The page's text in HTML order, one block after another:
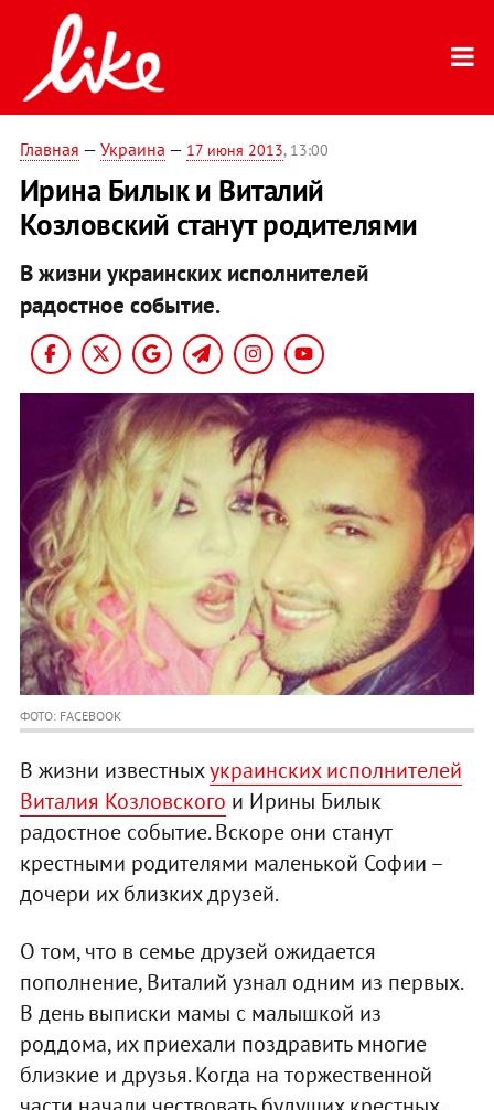
Главная — Украина — 17 июня 2013, 13:00
Ирина Билык и Виталий
Козловский станут родителями
В жизни украинских исполнителей
радостное событие.
ФОТО: FACEBOOK
В жизни известныхукраинских исполнителей
Виталия Козловского и Ирины Билык
радостное событие. Вскоре они станут
крестными родителями маленькой Софии –
дочери их близких друзей.
О том, что в семье друзей ожидается
пополнение, Виталий узнал одним из первых.
В день выписки мамы с малышкой из
роддома, их приехали поздравить многие
близкие и друзья. Когда на торжественной